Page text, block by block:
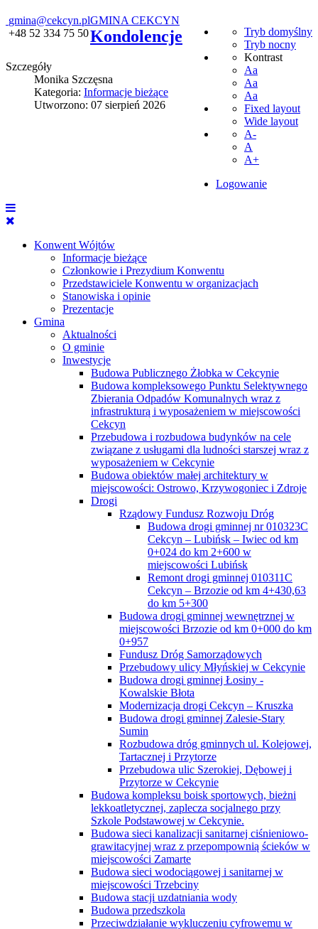
gmina@cekcyn.pl
+48 52 334 75 50
Tryb domyślny
Tryb nocny
Kontrast
Aa
Aa
Aa
Fixed layout
Wide layout
A-
A
A+
Logowanie
GMINA CEKCYN
Konwent Wójtów
Informacje bieżące
Członkowie i Prezydium Konwentu
Przedstawiciele Konwentu w organizacjach
Stanowiska i opinie
Prezentacje
Gmina
Aktualności
O gminie
Inwestycje
Budowa Publicznego Żłobka w Cekcynie
Budowa kompleksowego Punktu Selektywnego
Zbierania Odpadów Komunalnych wraz z
infrastrukturą i wyposażeniem w miejscowości
Cekcyn
Przebudowa i rozbudowa budynków na cele
związane z usługami dla ludności starszej wraz z
wyposażeniem w Cekcynie
Budowa obiektów małej architektury w
miejscowości: Ostrowo, Krzywogoniec i Zdroje
Drogi
Rządowy Fundusz Rozwoju Dróg
Budowa drogi gminnej nr 010323C
Cekcyn – Lubińsk – Iwiec od km
0+024 do km 2+600 w
miejscowości Lubińsk
Remont drogi gminnej 010311C
Cekcyn – Brzozie od km 4+430,63
do km 5+300
Budowa drogi gminnej wewnętrznej w
miejscowości Brzozie od km 0+000 do km
0+957
Fundusz Dróg Samorządowych
Przebudowy ulicy Młyńskiej w Cekcynie
Budowa drogi gminnej Łosiny -
Kowalskie Błota
Modernizacja drogi Cekcyn – Kruszka
Budowa drogi gminnej Zalesie-Stary
Sumin
Rozbudowa dróg gminnych ul. Kolejowej,
Tartacznej i Przytorze
Przebudowa ulic Szerokiej, Dębowej i
Przytorze w Cekcynie
Budowa kompleksu boisk sportowych, bieżni
lekkoatletycznej, zaplecza socjalnego przy
Szkole Podstawowej w Cekcynie.
Budowa sieci kanalizacji sanitarnej ciśnieniowo-
grawitacyjnej wraz z przepompownią ścieków w
miejscowości Zamarte
Budowa sieci wodociągowej i sanitarnej w
miejscowości Trzebciny
Budowa stacji uzdatniania wody
Budowa przedszkola
Przeciwdziałanie wykluczeniu cyfrowemu w
Kondolencje
Szczegóły
Monika Szczęsna
Kategoria: Informacje bieżące
Utworzono: 07 sierpień 2026